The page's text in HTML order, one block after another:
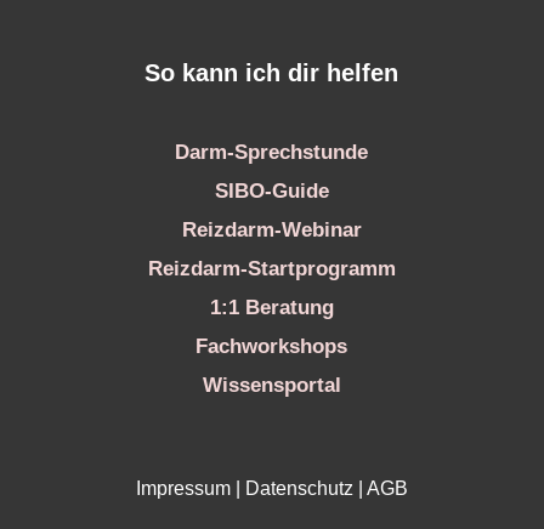
So kann ich dir helfen
Darm-Sprechstunde
SIBO-Guide
Reizdarm-Webinar
Reizdarm-Startprogramm
1:1 Beratung
Fachworkshops
Wissensportal
Impressum| Datenschutz AGB